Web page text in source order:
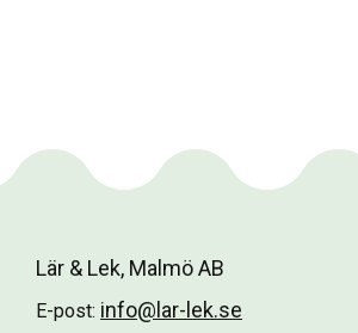
Lär & Lek, Malmö AB
E-post: info@lar-lek.se